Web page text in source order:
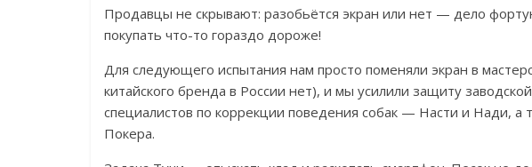
Продавцы не скрывают: разобьётся экран или нет — дело
покупать что-то гораздо дороже!
Для следующего испытания нам просто поменяли экран в
китайского бренда в России нет), и мы усилили защиту
специалистов по коррекции поведения собак — Насти и Нади, а
Покера.